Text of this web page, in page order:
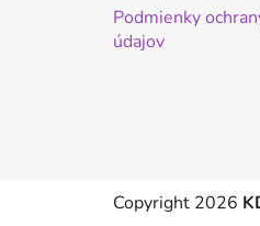
Podmienky
údajov
Copyright 2026